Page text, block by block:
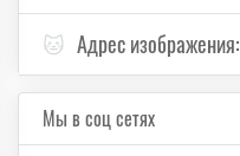
🐱 Адрес изображения:
Мы в соц сетях